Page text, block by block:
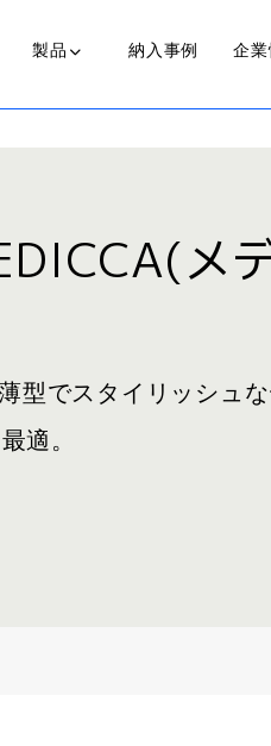
製品
ＨＩＤランプ
納入事例 企業
代表からのメッ
メ
型でスタイリッシュ
適。